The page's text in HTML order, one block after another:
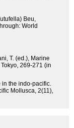
Beu,
World
T. (ed.), Marine
269-271 (in
in the indo-pacific.
Mollusca, 2(11),